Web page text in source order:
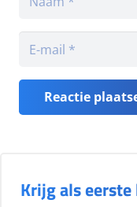
Reactie
Krijg als